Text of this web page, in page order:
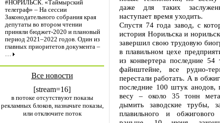
#НОРИЛЬСК. «Таймырский
телеграф» – На сессии
Законодательного собрания края
депутаты во втором чтении
приняли бюджет-2020 и плановый
период 2021–2022 годов. Один из
главных приоритетов документа –
…
Все новости
[stream=16]
в потоке отсутствуют показы
рекламных блоков, назначьте показы,
или отключите поток
даже для таких
наступает время уходить.
Спустя 74 года завод, с
история Норильска и
завершил свою трудовую
в плавильном цехе
из конвертера последние
файнштейне, все рудно-
перестали работать. А в
последние 100 штук анодов,
весу – около 35 тонн
дымить заводские трубы,
плавильного и